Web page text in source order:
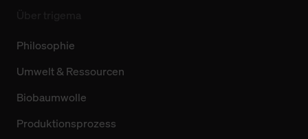
Philosophie
Umwelt & Ressourcen
Biobaumwolle
Produktionsprozess